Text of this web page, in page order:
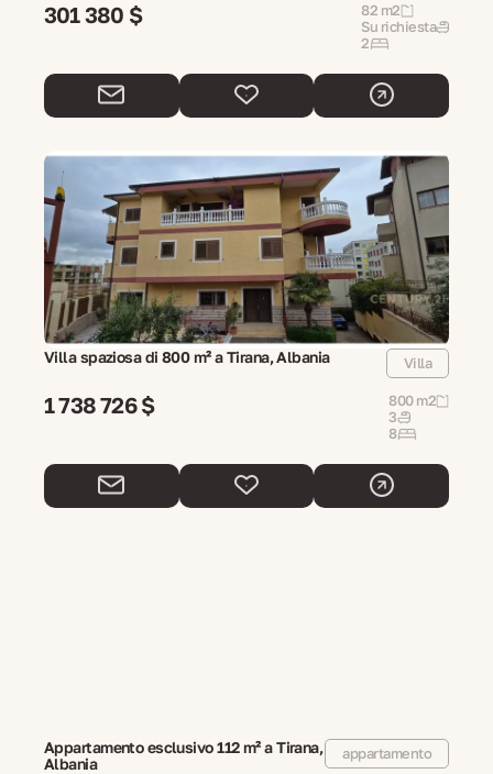
301 380 $
82 m2
Su richiesta
2
Villa spaziosa di 800 m² a Tirana, Albania Villa
1 738 726 $
800 m2
3
8
Appartamento esclusivo 112 m² a Tirana,
Albania
appartamento